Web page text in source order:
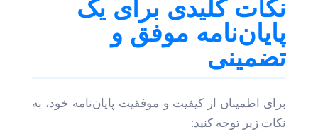
نکات کلیدی برای یک
پایان‌نامه موفق و
تضمینی
برای اطمینان از کیفیت و موفقیت پایان‌نامه خود، به
نکات زیر توجه کنید: